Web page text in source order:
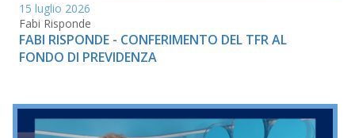
15 luglio 2026
Fabi Risponde
FABI RISPONDE - CONFERIMENTO DEL TFR AL
FONDO DI PREVIDENZA